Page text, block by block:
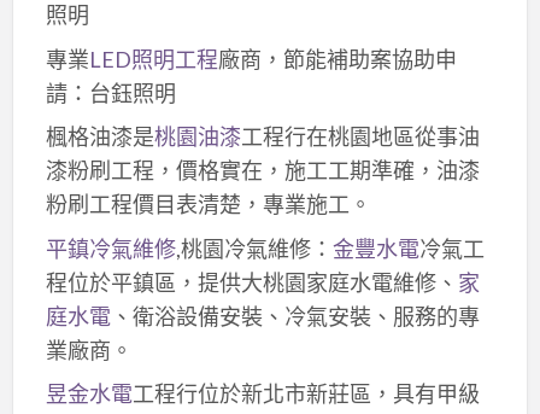
照明
專業LED照明工程廠商，節能補助案協助申
請：台鈺照明
楓格油漆是桃園油漆工程行在桃園地區從事油
漆粉刷工程，價格實在，施工工期準確，油漆
粉刷工程價目表清楚，專業施工。
平鎮冷氣維修,桃園冷氣維修： 金豐水電冷氣工
程位於平鎮區，提供大桃園家庭水電維修、 家
庭水電、衛浴設備安裝、冷氣安裝、服務的專
業廠商。
昱金水電工程行位於新北市新莊區，具有甲級